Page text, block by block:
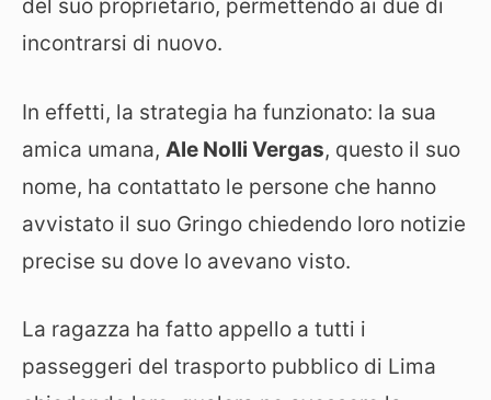
del suo proprietario, permettendo ai due di
incontrarsi di nuovo.
In effetti, la strategia ha funzionato: la sua
amica umana, Ale Nolli Vergas, questo il suo
nome, ha contattato le persone che hanno
avvistato il suo Gringo chiedendo loro notizie
precise su dove lo avevano visto.
La ragazza ha fatto appello a tutti i
passeggeri del trasporto pubblico di Lima